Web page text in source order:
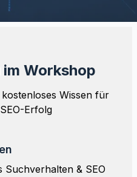
Workshop
Wissen für
Erfolg
Suchverhalten & SEO